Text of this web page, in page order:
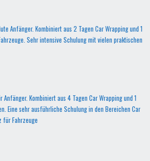
Anfänger. Kombiniert aus 2 Tagen Car Wrapping und 1
Sehr intensive Schulung mit vielen praktischen
Kombiniert aus 4 Tagen Car Wrapping und 1
Eine sehr ausführliche Schulung in den Bereichen Car
für Fahrzeuge